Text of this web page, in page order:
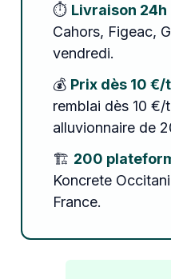
⏱️ Livraison 24h
Cahors, Figeac,
vendredi.
💰 Prix dès 10
remblai dès 10 €/
alluvionnaire de
🏗️ 200
Koncrete
France.